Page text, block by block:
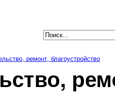
ремонт, благоустройство